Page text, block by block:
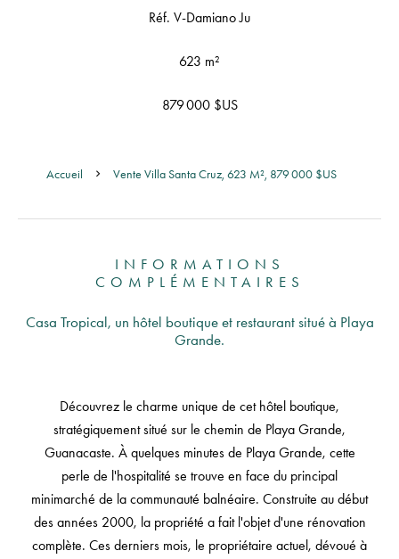
Réf. V-Damiano Ju
623 m²
879 000 $US
Accueil Vente Villa Santa Cruz, 623 M², 879 000 $US
INFORMATIONS
COMPLÉMENTAIRES
Casa Tropical, un hôtel boutique et restaurant situé à Playa
Grande.
Découvrez le charme unique de cet hôtel boutique,
stratégiquement situé sur le chemin de Playa Grande,
Guanacaste. À quelques minutes de Playa Grande, cette
perle de l'hospitalité se trouve en face du principal
minimarché de la communauté balnéaire. Construite au début
des années 2000, la propriété a fait l'objet d'une rénovation
complète. Ces derniers mois, le propriétaire actuel, dévoué à